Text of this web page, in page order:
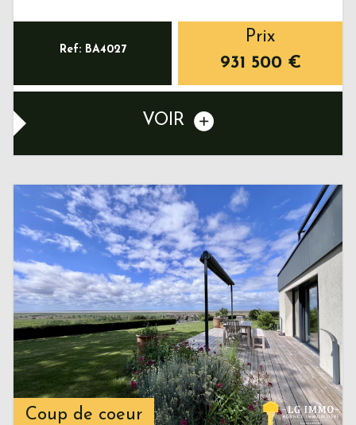
Ref: BA4027
Prix
931 500 €
VOIR
Coup de coeur